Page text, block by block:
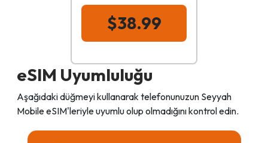
$38.99
eSIM Uyumluluğu
Aşağıdaki düğmeyi kullanarak telefonunuzun Seyyah
Mobile eSIM'leriyle uyumlu olup olmadığını kontrol edin.